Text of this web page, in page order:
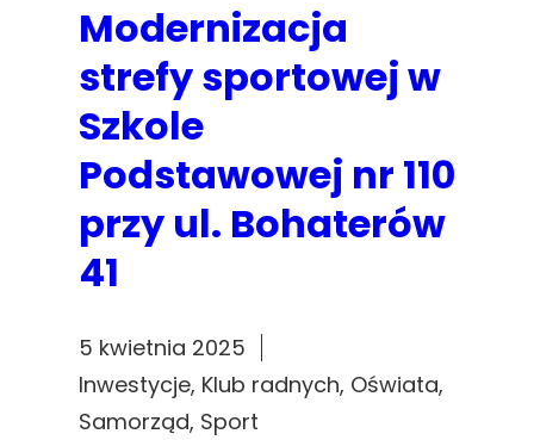
Modernizacja
strefy sportowej w
Szkole
Podstawowej nr 110
przy ul. Bohaterów
41
5 kwietnia 2025
Inwestycje, Klub radnych, Oświata
Samorząd, Sport